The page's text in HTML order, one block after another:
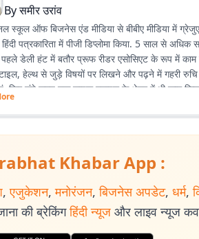
Byसमीर उरांव
स्कूल ऑफ बिजनेस एंड मीडिया से बीबीए मीडिया में
हिंदी पत्रकारिता में पीजी डिप्लोमा किया. 5 साल से
डेली हंट में बतौर प्रूफ रीडर एसोसिएट के रूप में काम
हेल्थ से जुड़े विषयों पर लिखने और पढ़ने में गहरी
फिर लंबे समय तक लाइफ स्टाइल के क्षेत्र में भी काम
Khabar App :
, एजुकेशन, मनोरंजन, बिजनेस अपडेट, धर्म,
की ब्रेकिंग हिंदी न्यूज और लाइव न्यूज